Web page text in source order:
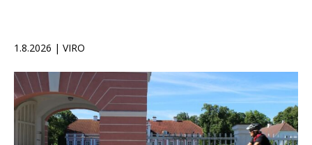
1.8.2026 | VIRO